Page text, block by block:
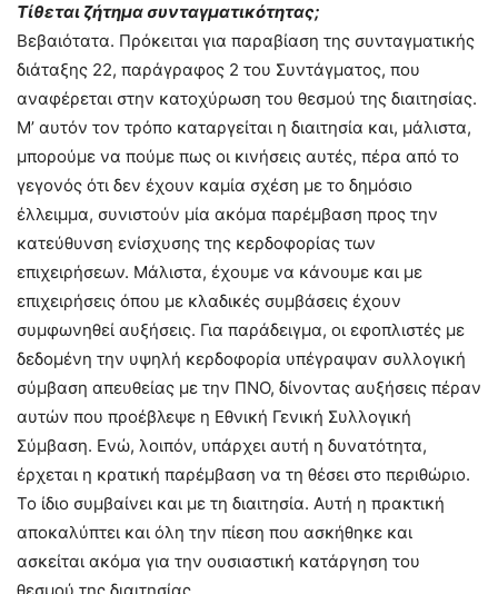
Τίθεται ζήτημα συνταγματικότητας;
Βεβαιότατα. Πρόκειται για παραβίαση της συνταγματικής
διάταξης 22, παράγραφος 2 του Συντάγματος, που
αναφέρεται στην κατοχύρωση του θεσμού της διαιτησίας.
Μ’ αυτόν τον τρόπο καταργείται η διαιτησία και, μάλιστα,
μπορούμε να πούμε πως οι κινήσεις αυτές, πέρα από το
γεγονός ότι δεν έχουν καμία σχέση με το δημόσιο
έλλειμμα, συνιστούν μία ακόμα παρέμβαση προς την
κατεύθυνση ενίσχυσης της κερδοφορίας των
επιχειρήσεων. Μάλιστα, έχουμε να κάνουμε και με
επιχειρήσεις όπου με κλαδικές συμβάσεις έχουν
συμφωνηθεί αυξήσεις. Για παράδειγμα, οι εφοπλιστές με
δεδομένη την υψηλή κερδοφορία υπέγραψαν συλλογική
σύμβαση απευθείας με την ΠΝΟ, δίνοντας αυξήσεις πέραν
αυτών που προέβλεψε η Εθνική Γενική Συλλογική
Σύμβαση. Ενώ, λοιπόν, υπάρχει αυτή η δυνατότητα,
έρχεται η κρατική παρέμβαση να τη θέσει στο περιθώριο.
Το ίδιο συμβαίνει και με τη διαιτησία. Αυτή η πρακτική
αποκαλύπτει και όλη την πίεση που ασκήθηκε και
ασκείται ακόμα για την ουσιαστική κατάργηση του